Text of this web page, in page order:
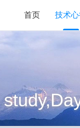
首页 技术